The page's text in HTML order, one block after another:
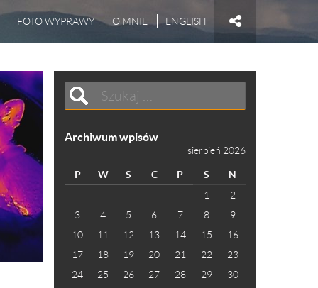
FOTO WYPRAWY O MNIE ENGLISH
Archiwum wpisów
sierpień 2026
P W Ś C P S N
1
2
3
4 5 6 7 8
9
10
11 12 13 14 15
16
17
18 19 20 21 22
23
24
25 26 27 28 29
30